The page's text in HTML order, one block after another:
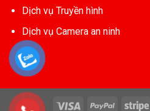
Dịch vụ Truyền hình
Dịch vụ Camera an ninh